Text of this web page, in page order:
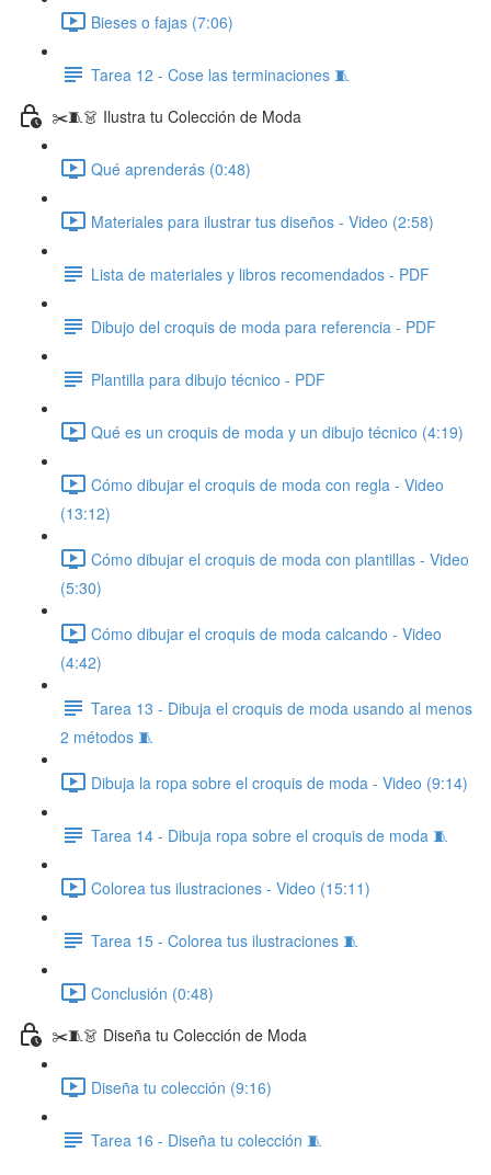
Bieses o fajas (7:06)
Tarea 12 - Cose las terminaciones 🧵
✂️🧵👗 Ilustra tu Colección de Moda
Qué aprenderás (0:48)
Materiales para ilustrar tus diseños - Video (2:58)
Lista de materiales y libros recomendados - PDF
Dibujo del croquis de moda para referencia - PDF
Plantilla para dibujo técnico - PDF
Qué es un croquis de moda y un dibujo técnico (4:19)
Cómo dibujar el croquis de moda con regla - Video
(13:12)
Cómo dibujar el croquis de moda con plantillas - Video
(5:30)
Cómo dibujar el croquis de moda calcando - Video
(4:42)
Tarea 13 - Dibuja el croquis de moda usando al menos
2 métodos 🧵
Dibuja la ropa sobre el croquis de moda - Video (9:14)
Tarea 14 - Dibuja ropa sobre el croquis de moda 🧵
Colorea tus ilustraciones - Video (15:11)
Tarea 15 - Colorea tus ilustraciones 🧵
Conclusión (0:48)
✂️🧵👗 Diseña tu Colección de Moda
Diseña tu colección (9:16)
Tarea 16 - Diseña tu colección 🧵